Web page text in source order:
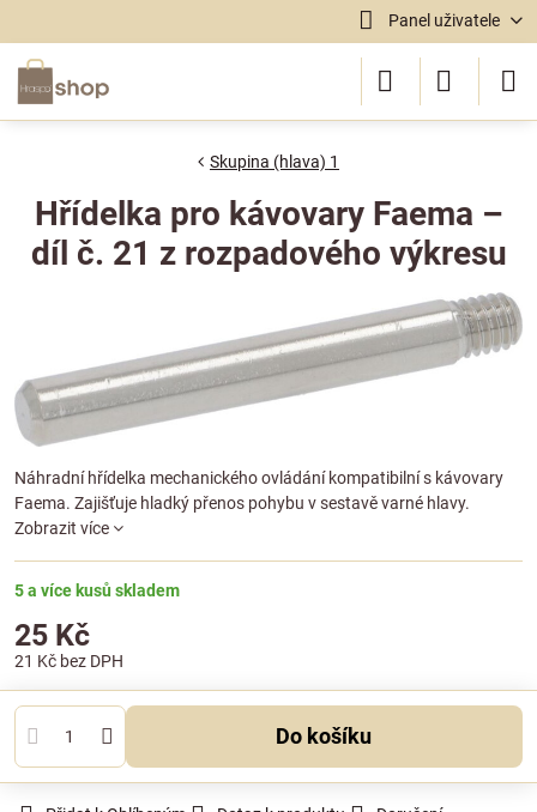
Panel uživatele
Skupina (hlava) 1
Hřídelka pro kávovary Faema –
díl č. 21 z rozpadového výkresu
Náhradní hřídelka mechanického ovládání kompatibilní s kávovary
Faema. Zajišťuje hladký přenos pohybu v sestavě varné hlavy.
Zobrazit více
5 a více kusů skladem
25 Kč
21 Kč bez DPH
Do košíku